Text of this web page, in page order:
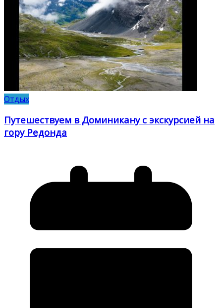
Отдых
Путешествуем в Доминикану с экскурсией на
гору Редонда